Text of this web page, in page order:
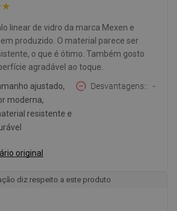
linear de vidro da marca Mexen e
produzido. O material parece ser
o que é ótimo. Também gosto
agradável ao toque.
ajustado,
moderna,
resistente e
Desvantagens: -
original
diz respeito a este produto